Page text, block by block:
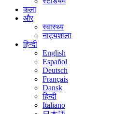
कला
और
स्वास्थ्य
नाट्यशाला
हिन्दी
English
Español
Deutsch
Français
Dansk
हिन्दी
Italiano